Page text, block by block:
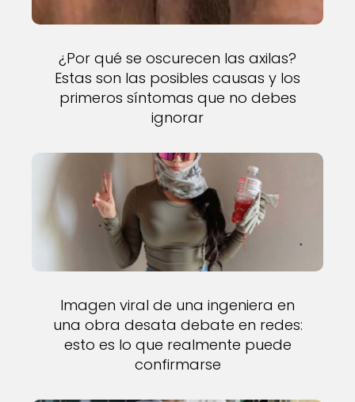
¿Por qué se oscurecen las axilas?
Estas son las posibles causas y los
primeros síntomas que no debes
ignorar
Imagen viral de una ingeniera en
una obra desata debate en redes:
esto es lo que realmente puede
confirmarse